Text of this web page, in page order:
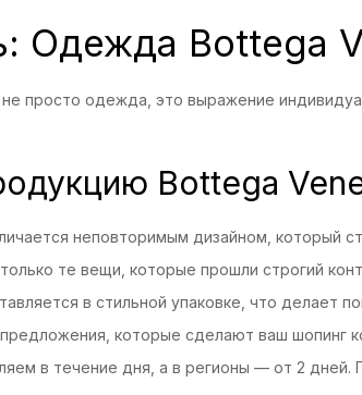
Одежда Bottega
просто одежда, это выражение
Bottega
неповторимым дизайном, который
те вещи, которые прошли строгий
в стильной упаковке, что делает
которые сделают ваш шопинг
в течение дня, а в регионы — от 2